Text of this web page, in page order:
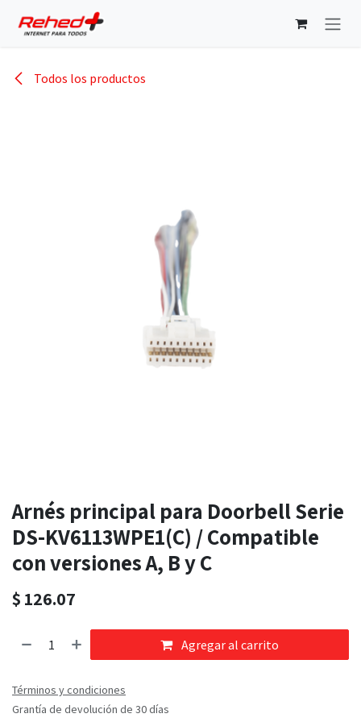
Todos los productos
Arnés principal para Doorbell Serie
DS-KV6113WPE1(C) / Compatible
con versiones A, B y C
$ 126.07
Agregar al carrito
Términos y condiciones
Grantía de devolución de 30 días